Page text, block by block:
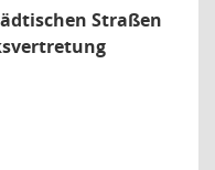
Straßen